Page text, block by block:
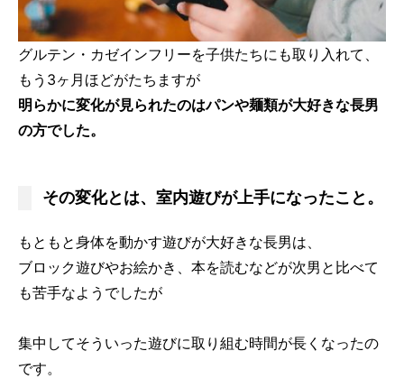
グルテン・カゼインフリーを子供たちにも取り入れて、
もう3ヶ月ほどがたちますが
明らかに変化が見られたのはパンや麺類が大好きな長男
の方でした。
その変化とは、室内遊びが上手になったこと。
もともと身体を動かす遊びが大好きな長男は、
ブロック遊びやお絵かき、本を読むなどが次男と比べて
も苦手なようでしたが
集中してそういった遊びに取り組む時間が長くなったの
です。